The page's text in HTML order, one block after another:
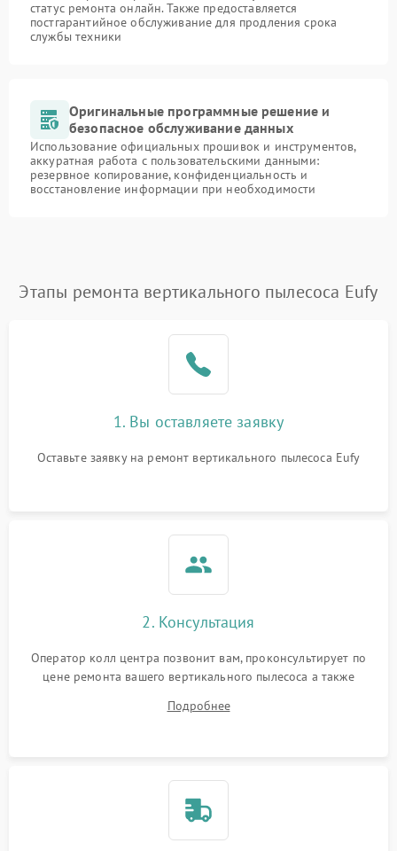
статус ремонта онлайн. Также предоставляется
постгарантийное обслуживание для продления срока
службы техники
Оригинальные программные решение и
безопасное обслуживание данных
Использование официальных прошивок и инструментов,
аккуратная работа с пользовательскими данными:
резервное копирование, конфиденциальность и
восстановление информации при необходимости
Этапы ремонта вертикального пылесоса Eufy
1. Вы оставляете заявку
Оставьте заявку на ремонт вертикального пылесоса Eufy
2. Консультация
Оператор колл центра позвонит вам, проконсультирует по
цене ремонта вашего вертикального пылесоса а также
Подробнее